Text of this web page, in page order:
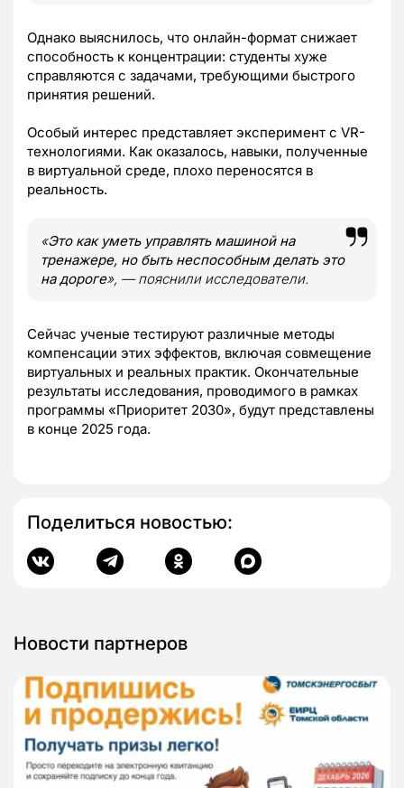
Однако выяснилось, что онлайн-формат снижает
способность к концентрации: студенты хуже
справляются с задачами, требующими быстрого
принятия решений.
Особый интерес представляет эксперимент с VR-
технологиями. Как оказалось, навыки, полученные
в виртуальной среде, плохо переносятся в
реальность.
«Это как уметь управлять машиной на
тренажере, но быть неспособным делать это
на дороге», — пояснили исследователи.
Сейчас ученые тестируют различные методы
компенсации этих эффектов, включая совмещение
виртуальных и реальных практик. Окончательные
результаты исследования, проводимого в рамках
программы «Приоритет 2030», будут представлены
в конце 2025 года.
Поделиться новостью:
Новости партнеров